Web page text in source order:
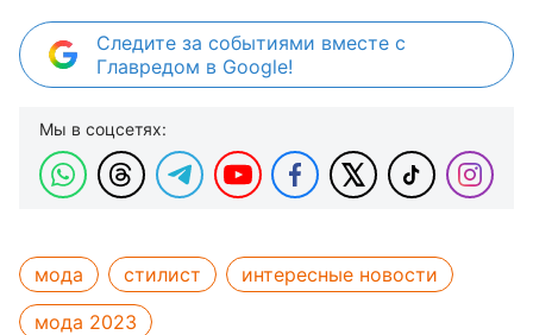
Следите за событиями вместе с
Главредом в Google!
Мы в соцсетях:
мода стилист
интересные новости
мода 2023